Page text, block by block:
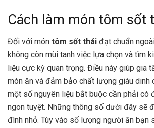
Cách làm món tôm sốt
Đối với món tôm sốt thái đạt chuẩn
không còn mùi tanh việc lựa chọn và tìm
liệu cực kỳ quan trọng. Điều này giúp gia
món ăn và đảm bảo chất lượng giàu dinh
một số nguyên liệu bắt buộc cần phải có
ngon tuyệt. Những thông số dưới đây sẽ
đình nhỏ. Tùy vào số lượng người ăn bạn